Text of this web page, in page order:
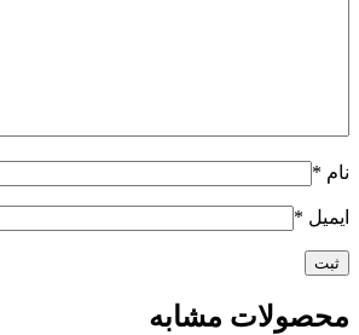
نام *
ایمیل *
محصولات مشابه